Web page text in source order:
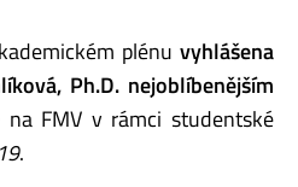
plénu vyhlášena
Ph.D. nejoblíbenějším
na FMV v rámci studentské
.